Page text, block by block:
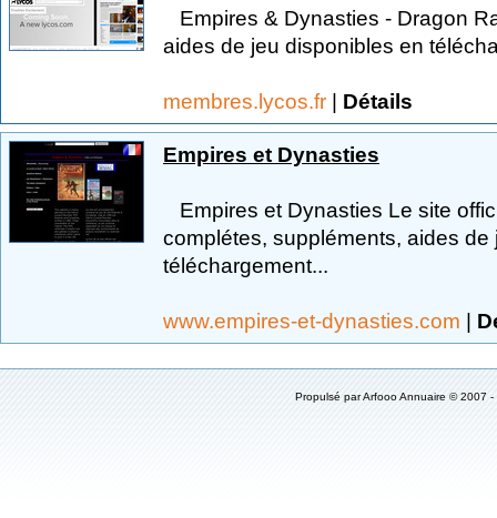
Empires & Dynasties - Dragon
aides de jeu disponibles en
membres.lycos.fr | Détails
Empires et Dynasties
Empires et Dynasties Le site
complétes, suppléments, aides
téléchargement...
www.empires-et-dynasties.com |
Propulsé parArfooo Annuaire © 2007